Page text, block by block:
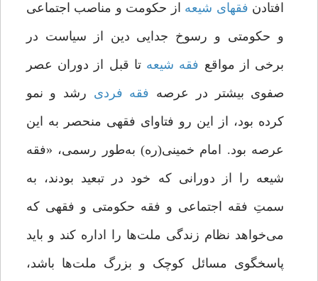
افتادن فقهای شیعه از حکومت و مناصب اجتماعی
و حکومتی و رسوخ جدایی دین از سیاست در
برخی از مواقع فقه شیعه تا قبل از دوران عصر
صفوی بیشتر در عرصه فقه فردی رشد و نمو
کرده بود، از این رو فتاوای فقهی منحصر به این
عرصه بود. امام خمینی(ره) به‌طور رسمی، «فقه
شیعه را از دورانی که خود در تبعید بودند، به
سمتِ فقه اجتماعی و فقه حکومتی و فقهی که
می‌خواهد نظام زندگی ملت‌ها را اداره کند و باید
پاسخگوی مسائل کوچک و بزرگ ملت‌ها باشد،